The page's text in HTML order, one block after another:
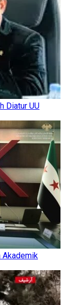
Diatur UU
Akademik